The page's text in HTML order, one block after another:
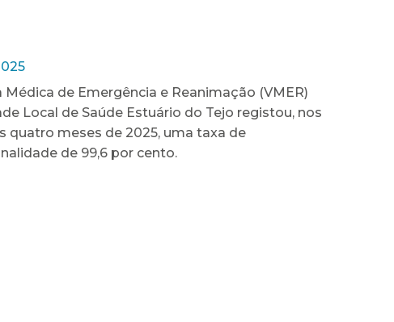
Médica de Emergência e Reanimação (VMER)
Local de Saúde Estuário do Tejo registou, nos
quatro meses de 2025, uma taxa de
de 99,6 por cento.